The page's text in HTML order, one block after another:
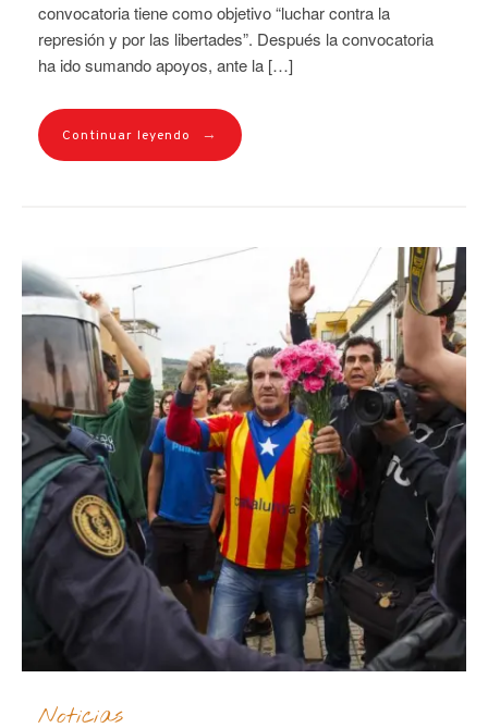
convocatoria tiene como objetivo “luchar contra la
represión y por las libertades”. Después la convocatoria
ha ido sumando apoyos, ante la […]
Continuar leyendo →
Noticias